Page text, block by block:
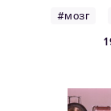
#мозг